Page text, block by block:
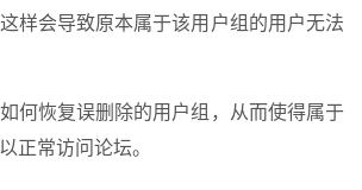
样会导致原本属于该用户组的用户无法
何恢复误删除的用户组，从而使得属于
正常访问论坛。